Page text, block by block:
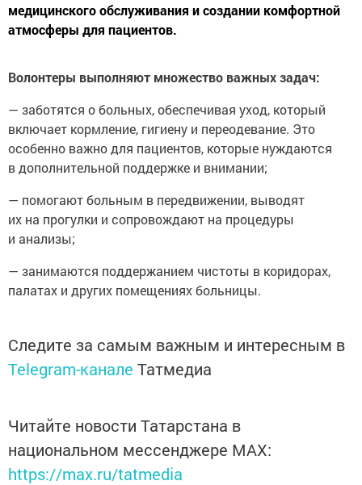
медицинского обслуживания и создании комфортной
атмосферы для пациентов.
Волонтеры выполняют множество важных задач:
— заботятся о больных, обеспечивая уход, который
включает кормление, гигиену и переодевание. Это
особенно важно для пациентов, которые нуждаются
в дополнительной поддержке и внимании;
— помогают больным в передвижении, выводят
их на прогулки и сопровождают на процедуры
и анализы;
— занимаются поддержанием чистоты в коридорах,
палатах и других помещениях больницы.
Следите за самым важным и интересным в
Telegram-канале Татмедиа
Читайте новости Татарстана в
национальном мессенджере MАХ:
https://max.ru/tatmedia